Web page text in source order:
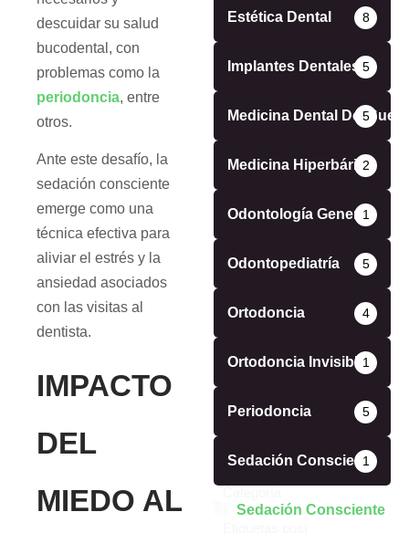
descuidar su salud
bucodental, con
problemas como la
periodoncia, entre
otros.
Ante este desafío, la
sedación consciente
emerge como una
técnica efectiva para
aliviar el estrés y la
ansiedad asociados
con las visitas al
dentista.
IMPACTO
DEL
MIEDO AL
Estética Dental 8
Implantes Dentales 5
Medicina Dental Del5
Medicina Hiperbárica
2
Odontología General1
Odontopediatría 5
Ortodoncia 4
Ortodoncia Invisible1
Periodoncia 5
Sedación Consciente
1
Sedación Consciente